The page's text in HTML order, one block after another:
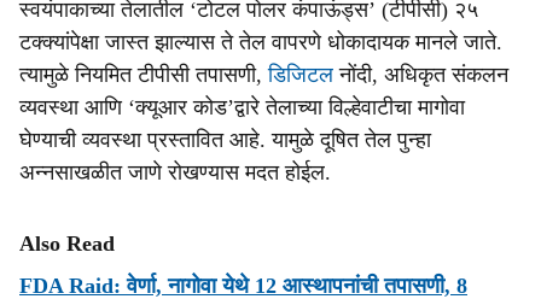
स्वयंपाकाच्या तेलातील ‘टोटल पोलर कंपाऊंड्स’ (टीपीसी) २५
टक्क्यांपेक्षा जास्त झाल्यास ते तेल वापरणे धोकादायक मानले जाते.
त्यामुळे नियमित टीपीसी तपासणी,डिजिटलनोंदी, अधिकृत संकलन
व्यवस्था आणि ‘क्यूआर कोड’द्वारे तेलाच्या विल्हेवाटीचा मागोवा
घेण्याची व्यवस्था प्रस्तावित आहे. यामुळे दूषित तेल पुन्हा
अन्नसाखळीत जाणे रोखण्यास मदत होईल.
Also Read
FDA Raid: वेर्णा, नागोवा येथे 12 आस्थापनांची तपासणी, 8